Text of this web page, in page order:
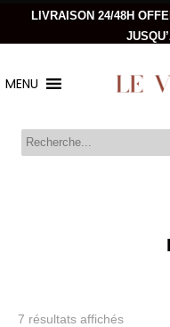
LIVRAISON 24/48H
MENU
7 résultats affichésTrié